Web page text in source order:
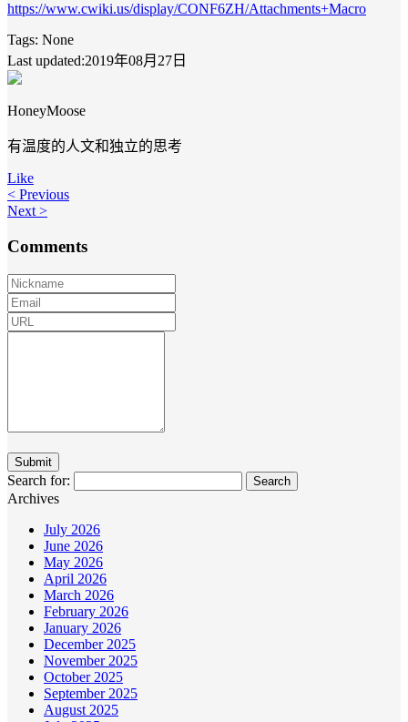
https://www.cwiki.us/display/CONF6ZH/Attachments+Macro
Tags: None
Last updated:2019年08月27日
HoneyMoose
有温度的人文和独立的思考
Like
< Previous
Next >
Comments
Search for:
Archives
July 2026
June 2026
May 2026
April 2026
March 2026
February 2026
January 2026
December 2025
November 2025
October 2025
September 2025
August 2025